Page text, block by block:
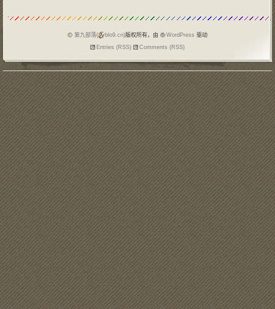
都是特呈岛。有着千百年历史的船板搭
第九部落( blo9.cn)版权所有，由 WordPress 驱动
Entries (RSS)
Comments (RSS)